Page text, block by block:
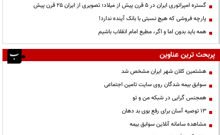
گستره امپراتوری ایران در ۵ قرن پیش از میلاد؛ تصویری از ایران ۲۵ قرن پیش
پارچه فروشی که هیچ نسبتی با بانک آینده ندارد!
همه باید بدون اما و اگر، مطیع امام انقلاب باشیم
پربحث ترین عناوین
هشتمین کلان شهر ایران مشخص شد
سوابق بیمه شدگان روی سایت تامین اجتماعی
همجنس گرایی در شبکه من و تو
13 توصیه آسان برای رفع بوی بد دهان
مشاهده سامانه آنلاين سوابق بیمه